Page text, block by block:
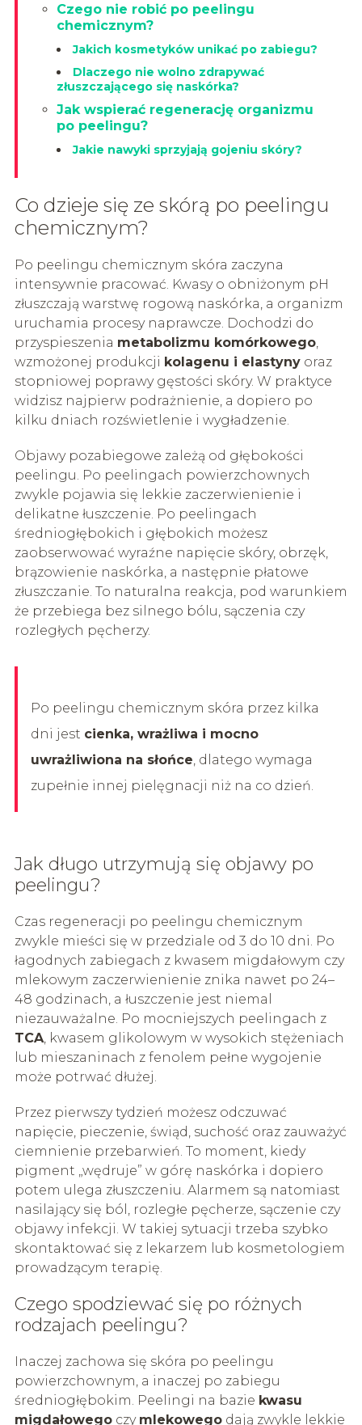
Czego nie robić po peelingu
chemicznym?
Jakich kosmetyków unikać po zabiegu?
Dlaczego nie wolno zdrapywać
złuszczającego się naskórka?
Jak wspierać regenerację organizmu
po peelingu?
Jakie nawyki sprzyjają gojeniu skóry?
Co dzieje się ze skórą po peelingu
chemicznym?
Po peelingu chemicznym skóra zaczyna
intensywnie pracować. Kwasy o obniżonym pH
złuszczają warstwę rogową naskórka, a organizm
uruchamia procesy naprawcze. Dochodzi do
przyspieszenia metabolizmu komórkowego,
wzmożonej produkcji kolagenu i elastynyoraz
stopniowej poprawy gęstości skóry. W praktyce
widzisz najpierw podrażnienie, a dopiero po
kilku dniach rozświetlenie i wygładzenie.
Objawy pozabiegowe zależą od głębokości
peelingu. Po peelingach powierzchownych
zwykle pojawia się lekkie zaczerwienienie i
delikatne łuszczenie. Po peelingach
średniogłębokich i głębokich możesz
zaobserwować wyraźne napięcie skóry, obrzęk,
brązowienie naskórka, a następnie płatowe
złuszczanie. To naturalna reakcja, pod warunkiem
że przebiega bez silnego bólu, sączenia czy
rozległych pęcherzy.
Po peelingu chemicznym skóra przez kilka
dni jest cienka, wrażliwa i mocno
uwrażliwiona na słońce, dlatego wymaga
zupełnie innej pielęgnacji niż na co dzień.
Jak długo utrzymują się objawy po
peelingu?
Czas regeneracji po peelingu chemicznym
zwykle mieści się w przedziale od 3 do 10 dni. Po
łagodnych zabiegach z kwasem migdałowym czy
mlekowym zaczerwienienie znika nawet po 24–
48 godzinach, a łuszczenie jest niemal
niezauważalne. Po mocniejszych peelingach z
TCA, kwasem glikolowym w wysokich stężeniach
lub mieszaninach z fenolem pełne wygojenie
może potrwać dłużej.
Przez pierwszy tydzień możesz odczuwać
napięcie, pieczenie, świąd, suchość oraz zauważyć
ciemnienie przebarwień. To moment, kiedy
pigment „wędruje” w górę naskórka i dopiero
potem ulega złuszczeniu. Alarmem są natomiast
nasilający się ból, rozległe pęcherze, sączenie czy
objawy infekcji. W takiej sytuacji trzeba szybko
skontaktować się z lekarzem lub kosmetologiem
prowadzącym terapię.
Czego spodziewać się po różnych
rodzajach peelingu?
Inaczej zachowa się skóra po peelingu
powierzchownym, a inaczej po zabiegu
średniogłębokim. Peelingi na bazie kwasu
migdałowegoczy mlekowegodają zwykle lekkie